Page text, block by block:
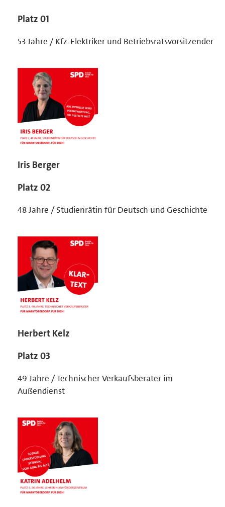
Platz 01
53 Jahre / Kfz-Elektriker und Betriebsratsvorsitzender
Iris Berger
Platz 02
48 Jahre / Studienrätin für Deutsch und Geschichte
Herbert Kelz
Platz 03
49 Jahre / Technischer Verkaufsberater im
Außendienst